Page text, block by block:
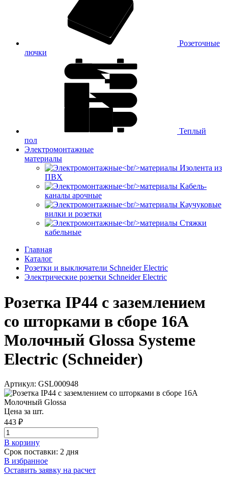
Розеточные
лючки
Теплый
пол
Электромонтажные
материалы
Изолента из
ПВХ
Кабель-
каналы арочные
Каучуковые
вилки и розетки
Стяжки
кабельные
Главная
Каталог
Розетки и выключатели Schneider Electric
Электрические розетки Schneider Electric
Розетка IP44 с заземлением
со шторками в сборе 16А
Молочный Glossa Systeme
Electric (Schneider)
Артикул: GSL000948
Цена за шт.
443 ₽
В корзинy
Срок поставки: 2 дня
В избранное
Оставить заявку на расчет